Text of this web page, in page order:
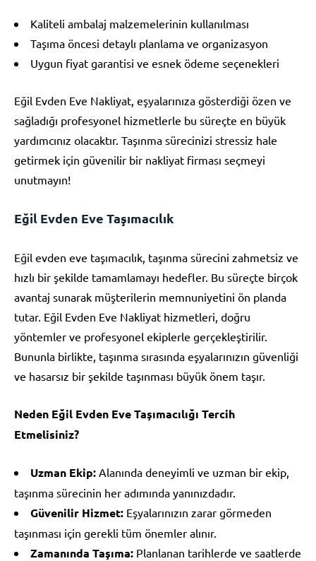
Kaliteli ambalaj malzemelerinin kullanılması
Taşıma öncesi detaylı planlama ve organizasyon
Uygun fiyat garantisi ve esnek ödeme seçenekleri
Eğil Evden Eve Nakliyat, eşyalarınıza gösterdiği özen ve
sağladığı profesyonel hizmetlerle bu süreçte en büyük
yardımcınız olacaktır. Taşınma sürecinizi stressiz hale
getirmek için güvenilir bir nakliyat firması seçmeyi
unutmayın!
Eğil Evden Eve Taşımacılık
Eğil evden eve taşımacılık, taşınma sürecini zahmetsiz ve
hızlı bir şekilde tamamlamayı hedefler. Bu süreçte birçok
avantaj sunarak müşterilerin memnuniyetini ön planda
tutar. Eğil Evden Eve Nakliyat hizmetleri, doğru
yöntemler ve profesyonel ekiplerle gerçekleştirilir.
Bununla birlikte, taşınma sırasında eşyalarınızın güvenliği
ve hasarsız bir şekilde taşınması büyük önem taşır.
Neden Eğil Evden Eve Taşımacılığı Tercih
Etmelisiniz?
Uzman Ekip: Alanında deneyimli ve uzman bir ekip,
taşınma sürecinin her adımında yanınızdadır.
Güvenilir Hizmet: Eşyalarınızın zarar görmeden
taşınması için gerekli tüm önemler alınır.
Zamanında Taşıma: Planlanan tarihlerde ve saatlerde